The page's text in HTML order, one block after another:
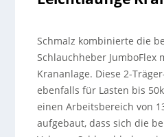
Schmalz kombinierte die
Schlauchheber
Krananlage. Diese 2-
ebenfalls für Lasten bis
einen Arbeitsbereich von
aufgebaut, dass sich die